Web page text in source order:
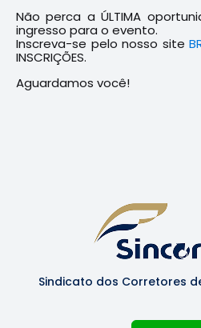
Não perca a ÚLTIMA
ingresso para o evento.
Inscreva-se pelo nosso site
INSCRIÇÕES.
Aguardamos você!
Sindicato dos Corretores